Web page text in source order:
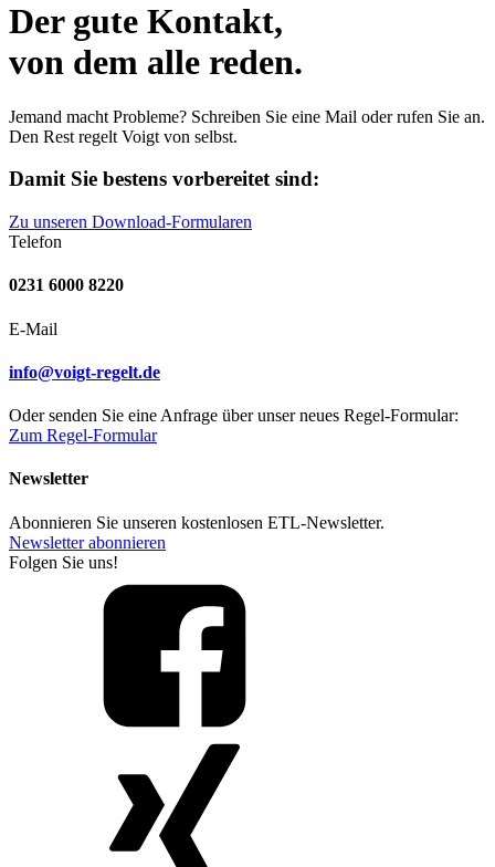
Der gute Kontakt,
von dem alle reden.
Jemand macht Probleme? Schreiben Sie eine Mail oder rufen Sie an.
Den Rest regelt Voigt von selbst.
Damit Sie bestens vorbereitet sind:
Zu unseren Download-Formularen
Telefon
0231 6000 8220
E-Mail
info@voigt-regelt.de
Oder senden Sie eine Anfrage über unser neues Regel-Formular:
Zum Regel-Formular
Newsletter
Abonnieren Sie unseren kostenlosen ETL-Newsletter.
Newsletter abonnieren
Folgen Sie uns!